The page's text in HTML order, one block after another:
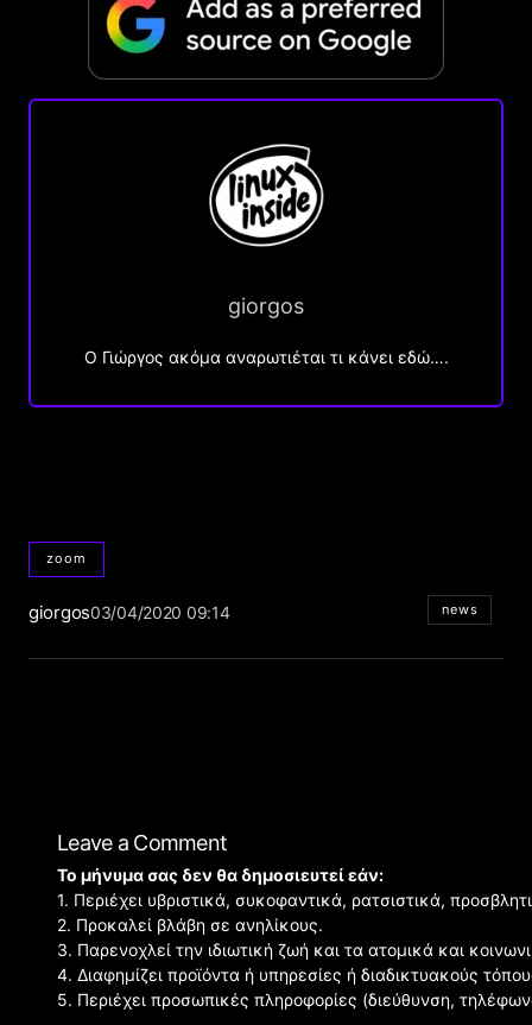
giorgos
Ο Γιώργος ακόμα αναρωτιέται τι κάνει εδώ….
zoom
giorgos03/04/2020 09:14 news
Leave a Comment
Το μήνυμα σας δεν θα δημοσιευτεί εάν:
1. Περιέχει υβριστικά, συκοφαντικά, ρατσιστικά,
2. Προκαλεί βλάβη σε ανηλίκους.
3. Παρενοχλεί την ιδιωτική ζωή και τα ατομικά και
4. Διαφημίζει προϊόντα ή υπηρεσίες ή διαδικτυακούς
5. Περιέχει προσωπικές πληροφορίες (διεύθυνση,